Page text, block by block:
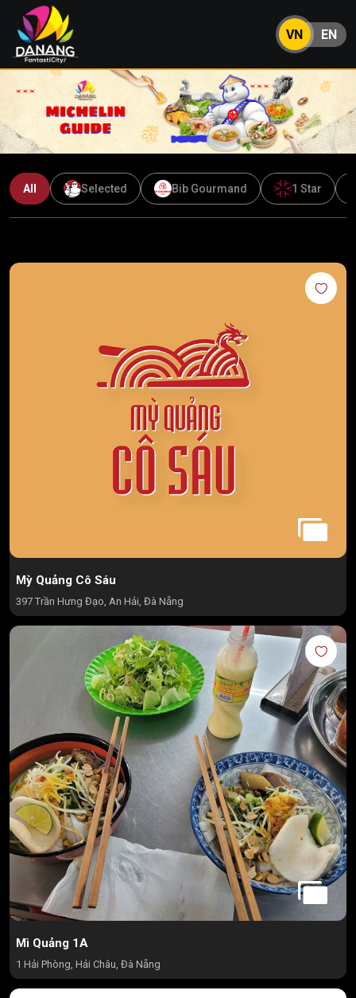
VN EN
All Selected Bib Gourmand 1 Star
Mỳ Quảng Cô Sáu
397 Trần Hưng Đạo, An Hải, Đà Nẵng
Mì Quảng 1A
1 Hải Phòng, Hải Châu, Đà Nẵng